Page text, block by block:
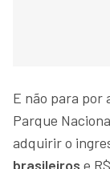
E não para por
Parque
adquirir o
brasileiros e